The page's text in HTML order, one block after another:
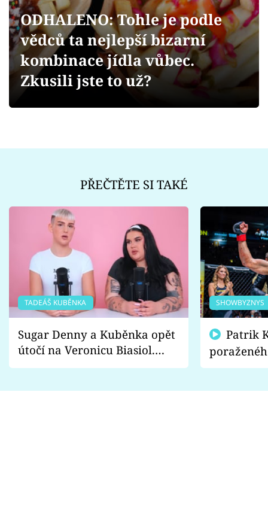
Videa
Sledujte prima+
ODHALENO: Tohle je podle
vědců ta nejlepší bizarní
kombinace jídla vůbec.
Zkusili jste to už?
PŘEČTĚTE SI TAKÉ
TADEÁŠ KUBĚNKA
Sugar Denny a Kuběnka opět
útočí na Veronicu Biasiol.
Proč je podle nich falešná a
SHOWBYZNYS
fanoušci